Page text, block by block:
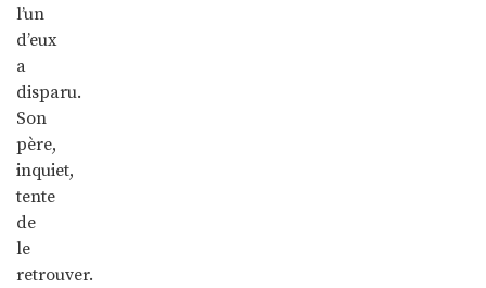
l’un
d’eux
a
disparu.
Son
père,
inquiet,
tente
de
le
retrouver.